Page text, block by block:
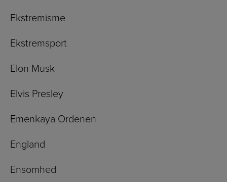
Ekstremisme
Ekstremsport
Elon Musk
Elvis Presley
Emenkaya Ordenen
England
Ensomhed